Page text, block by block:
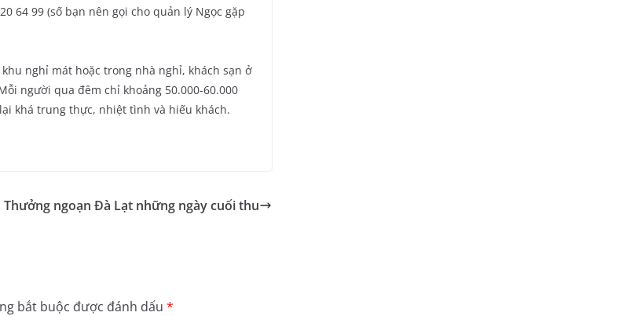
64 99 (số bạn nên gọi cho quản lý Ngọc gặp
nghỉ mát hoặc trong nhà nghỉ, khách sạn ở
người qua đêm chỉ khoảng 50.000-60.000
khá trung thực, nhiệt tình và hiếu khách.
Thưởng ngoạn Đà Lạt những ngày cuối thu
bắt buộc được đánh dấu *